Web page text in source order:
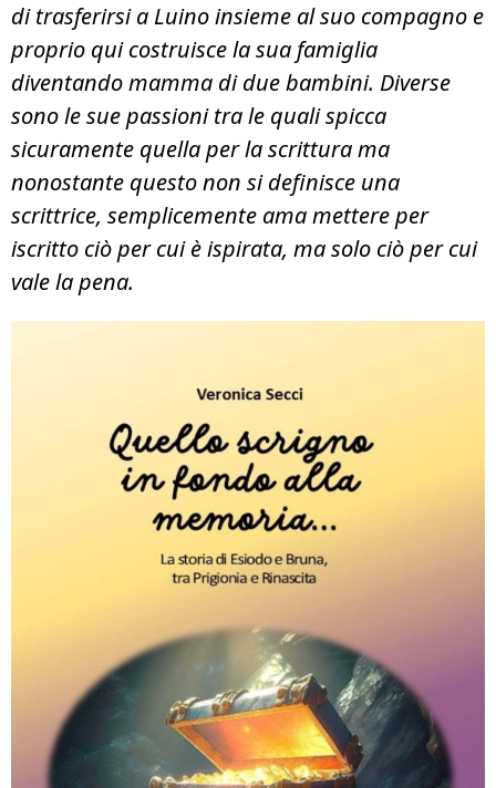
di trasferirsi a Luino insieme al suo compagno e
proprio qui costruisce la sua famiglia
diventando mamma di due bambini. Diverse
sono le sue passioni tra le quali spicca
sicuramente quella per la scrittura ma
nonostante questo non si definisce una
scrittrice, semplicemente ama mettere per
iscritto ciò per cui è ispirata, ma solo ciò per cui
vale la pena.